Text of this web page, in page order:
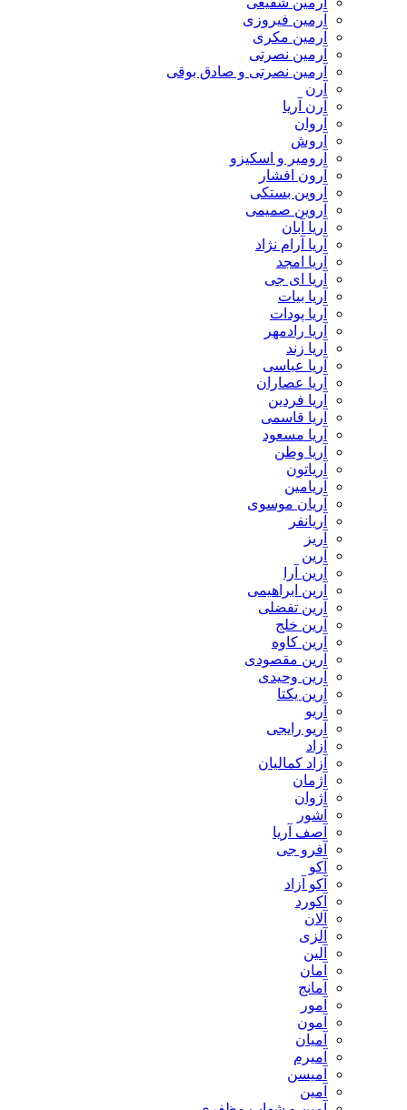
آرمین فیروزی
آرمین مکری
آرمین نصرتی
آرمین نصرتی و صادق بوقی
آرن
آرن آریا
آروان
آروش
آرومیر و اسکیزو
آرون افشار
آروین بستکی
آروین صمیمی
آریا آبان
آریا آرام نژاد
آریا امجد
آریا ای جی
آریا بیات
آریا پودات
آریا رادمهر
آریا زند
آریا عباسی
آریا عصاران
آریا فردین
آریا قاسمی
آریا مسعود
آریا وطن
آریاتون
آریامین
آریان موسوی
آریانفر
آریز
آرین
آرین آرا
آرین ابراهیمی
آرین تفضلی
آرین خلج
آرین کاوه
آرین مقصودی
آرین وحیدی
آرین یکتا
آریو
آریو رایجی
آزاد
آزاد کمالیان
آژمان
آژوان
آشور
آصف آریا
آفرو جی
آکو
آکو آزاد
آکورد
آلان
آلزی
آلین
آمان
آمانج
آمور
آمون
آمیان
آمیرم
آمیسن
آمین